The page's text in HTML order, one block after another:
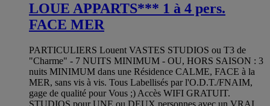
LOUE APPARTS*** 1 à 4 pers.
FACE MER
PARTICULIERS Louent VASTES STUDIOS ou T3 de
"Charme" - 7 NUITS MINIMUM - OU, HORS SAISON : 3
nuits MINIMUM dans une Résidence CALME, FACE à la
MER, sans vis à vis. Tous Labellisés par l'O.D.T./FNAIM,
gage de qualité pour Vous ;) Accès WIFI GRATUIT.
STUDIOS pour UNE ou DEUX personnes avec un VRAI